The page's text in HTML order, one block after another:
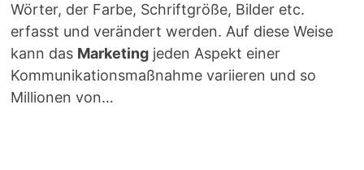
Wörter, der Farbe, Schriftgröße, Bilder etc.
erfasst und verändert werden. Auf diese Weise
kann das Marketing jeden Aspekt einer
Kommunikationsmaßnahme variieren und so
Millionen von…